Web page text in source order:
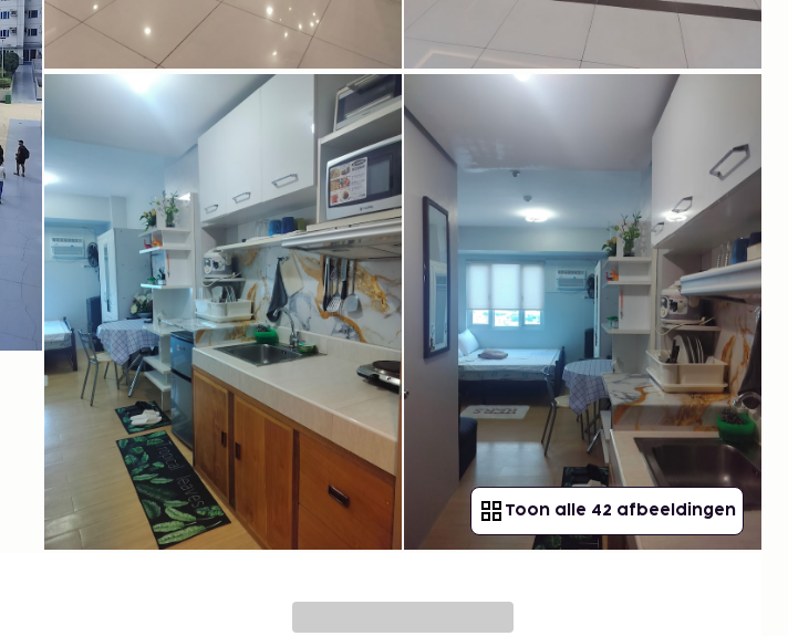
Toon alle 42 afbeeldingen